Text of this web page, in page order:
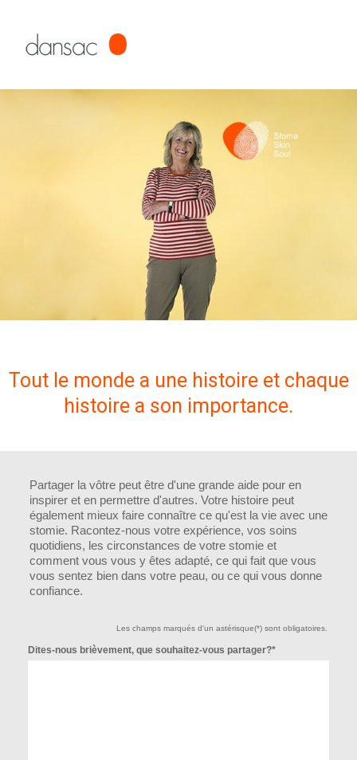
Tout le monde a une histoire et chaque
histoire a son importance.
Partager la vôtre peut être d'une grande aide pour en
inspirer et en permettre d'autres. Votre histoire peut
également mieux faire connaître ce qu'est la vie avec une
stomie. Racontez-nous votre expérience, vos soins
quotidiens, les circonstances de votre stomie et
comment vous vous y êtes adapté, ce qui fait que vous
vous sentez bien dans votre peau, ou ce qui vous donne
confiance.
Les champs marqués d'un astérisque(*) sont obligatoires.
Dites-nous brièvement, que souhaitez-vous partager?*